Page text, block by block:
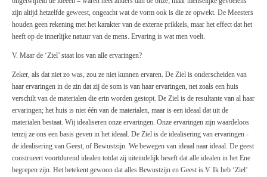
zijn altijd hetzelfde geweest, ongeacht wat de vorm ook is die ze opwekt. De Meesters
houden geen rekening met het karakter van de externe prikkels, maar het effect dat het
heeft op de innerlijke natuur van de mens. Ervaring is wat men voelt.
V. Maar de ‘Ziel’ staat los van alle ervaringen?
Zeker, als dat niet zo was, zou ze niet kunnen ervaren. De Ziel is onderscheiden van
haar ervaringen in de zin dat zij de som is van haar ervaringen, net zoals een huis
verschilt van de materialen die erin worden gestopt. De Ziel is de resultante van al haar
ervaringen; het huis is niet één van de materialen, maar is een ideaal dat uit de
materialen bestaat. Wij idealiseren onze ervaringen. Onze ervaringen zijn waardeloos
tenzij ze ons een basis geven in het ideaal. De Ziel is de idealisering van ervaringen -
de idealisering van Geest, of Bewustzijn. We bewegen van ideaal naar ideaal. De geest
construeert voortdurend idealen totdat zij uiteindelijk beseft dat alle idealen in het Ene
begrepen zijn. Het betekent gewoon dat alles Bewustzijn en Geest is.V. Ik heb ‘Ziel’